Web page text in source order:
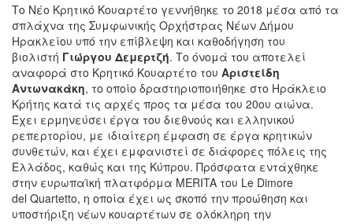
Το Νέο Κρητικό Κουαρτέτο γεννήθηκε το 2018 μέσα από τα
σπλάχνα της Συμφωνικής Ορχήστρας Νέων Δήμου
Ηρακλείου υπό την επίβλεψη και καθοδήγηση του
βιολιστή Γιώργου Δεμερτζή. Το όνομά του αποτελεί
αναφορά στο Κρητικό Κουαρτέτο του Αριστείδη
Αντωνακάκη, το οποίο δραστηριοποιήθηκε στο Ηράκλειο
Κρήτης κατά τις αρχές προς τα μέσα του 20ου αιώνα.
Έχει ερμηνεύσει έργα του διεθνούς και ελληνικού
ρεπερτορίου, με ιδιαίτερη έμφαση σε έργα κρητικών
συνθετών, και έχει εμφανιστεί σε διάφορες πόλεις της
Ελλάδος, καθώς και της Κύπρου. Πρόσφατα εντάχθηκε
στην ευρωπαϊκή πλατφόρμα MERITA του Le Dimore
del Quartetto, η οποία έχει ως σκοπό την προώθηση και
υποστήριξη νέων κουαρτέτων σε ολόκληρη την